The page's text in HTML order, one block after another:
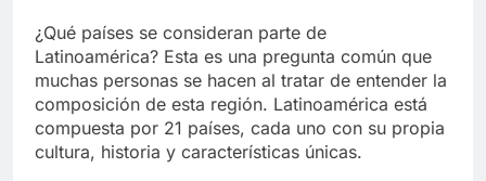
¿Qué países se consideran parte de
Latinoamérica? Esta es una pregunta común que
muchas personas se hacen al tratar de entender la
composición de esta región. Latinoamérica está
compuesta por 21 países, cada uno con su propia
cultura, historia y características únicas.